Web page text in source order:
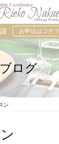
お申込はコチラ
ブログ
ン